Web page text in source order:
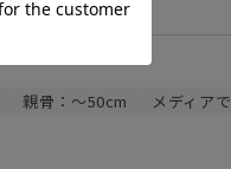
親骨：～50cm メディア